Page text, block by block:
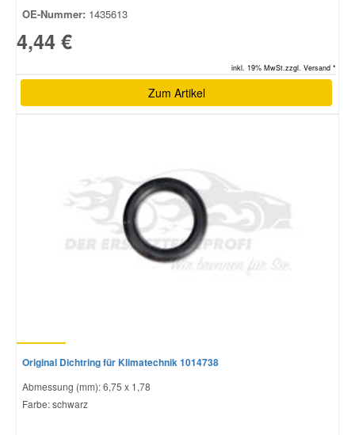
OE-Nummer: 1435613
4,44 €
inkl. 19% MwSt.zzgl. Versand *
Zum Artikel
Original Dichtring für Klimatechnik 1014738
Abmessung (mm): 6,75 x 1,78
Farbe: schwarz